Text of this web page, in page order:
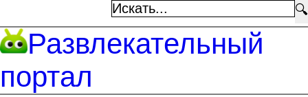
🔍
Развлекательный
портал